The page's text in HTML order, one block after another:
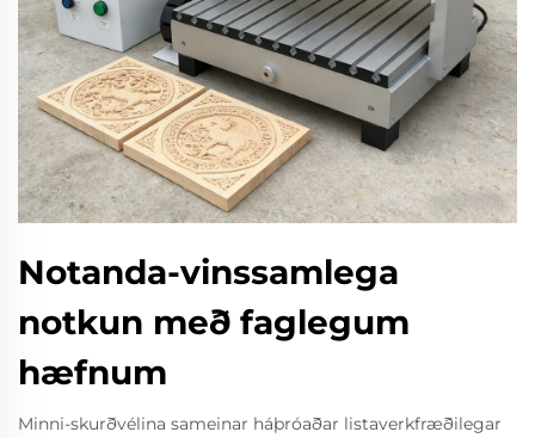
Notanda-vinssamlega
notkun með faglegum
hæfnum
Minni-skurðvélina sameinar háþróaðar listaverkfræðilegar